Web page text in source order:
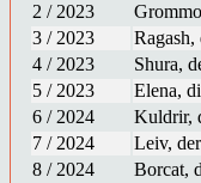
2 / 2023
3 / 2023
Ragash,
4 / 2023
Shura,
5 / 2023
Elena,
6 / 2024
Kuldrir,
7 / 2024
Leiv,
8 / 2024
Borcat,